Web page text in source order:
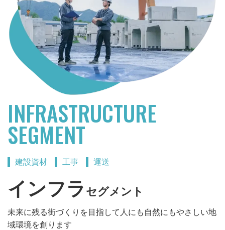
INFRASTRUCTURE
SEGMENT
建設資材 工事 運送
インフラ セグメント
未来に残る街づくりを目指して 人にも自然にもやさしい地
域環境を創ります